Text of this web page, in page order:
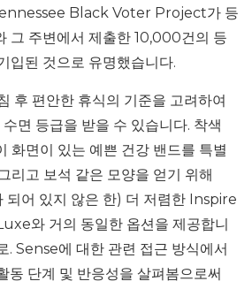
Black Voter Project가 등
그 주변에서 제출한 10,000건의 등
입된 것으로 유명했습니다.
후 편안한 휴식의 기준을 고려하여
면 등급을 받을 수 있습니다. 착색
화면이 있는 예쁜 건강 밴드를 특별
리고 보석 같은 모양을 얻기 위해
어 있지 않은 한) 더 저렴한 Inspire
와 거의 동일한 옵션을 제공합니
. Sense에 대한 관련 접근 방식에서
동 단계 및 반응성을 살펴봄으로써